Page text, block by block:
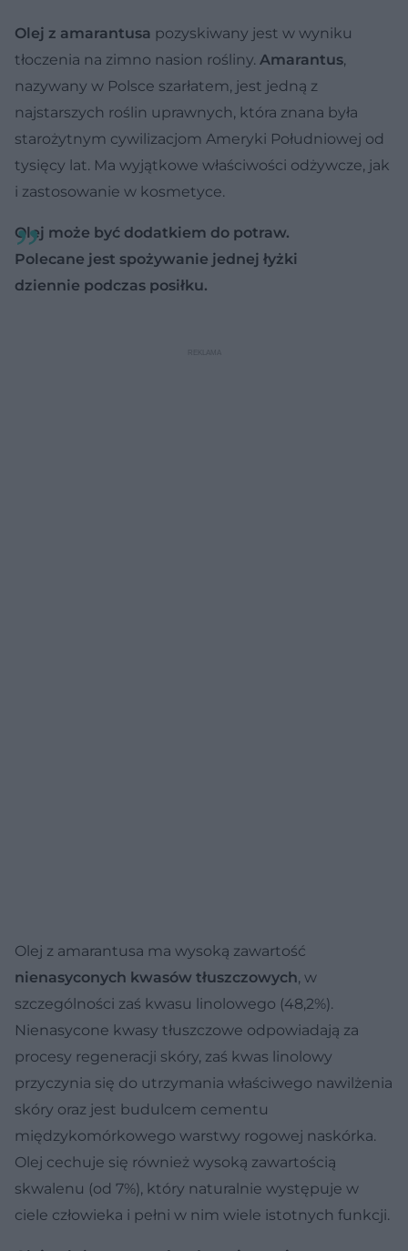
Olej z amarantusa pozyskiwany jest w wyniku
tłoczenia na zimno nasion rośliny. Amarantus,
nazywany w Polsce szarłatem, jest jedną z
najstarszych roślin uprawnych, która znana była
starożytnym cywilizacjom Ameryki Południowej od
tysięcy lat. Ma wyjątkowe właściwości odżywcze, jak
i zastosowanie w kosmetyce.
Olej może być dodatkiem do potraw.
Polecane jest spożywanie jednej łyżki
dziennie podczas posiłku.
Olej z amarantusa ma wysoką zawartość
nienasyconych kwasów tłuszczowych, w
szczególności zaś kwasu linolowego (48,2%).
Nienasycone kwasy tłuszczowe odpowiadają za
procesy regeneracji skóry, zaś kwas linolowy
przyczynia się do utrzymania właściwego nawilżenia
skóry oraz jest budulcem cementu
międzykomórkowego warstwy rogowej naskórka.
Olej cechuje się również wysoką zawartością
skwalenu (od 7%), który naturalnie występuje w
ciele człowieka i pełni w nim wiele istotnych funkcji.